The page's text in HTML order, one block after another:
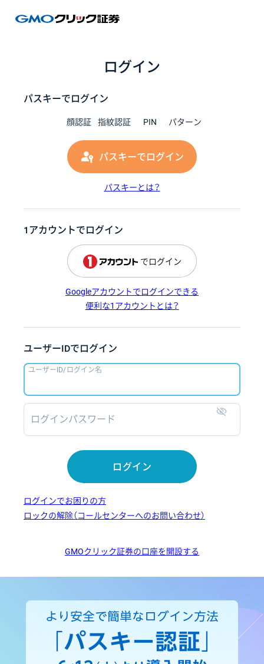
ログイン
パスキーでログイン
顔認証 指紋認証 PIN パターン
パスキーでログイン
パスキーとは？
1アカウントでログイン
でログイン
Googleアカウントでログインできる
便利な1アカウントとは？
ユーザーIDでログイン
ユーザーID/ログイン名
ログインパスワード
ログイン
ログインでお困りの方
ロックの解除（コールセンターへのお問い合わせ）
GMOクリック証券の口座を開設する